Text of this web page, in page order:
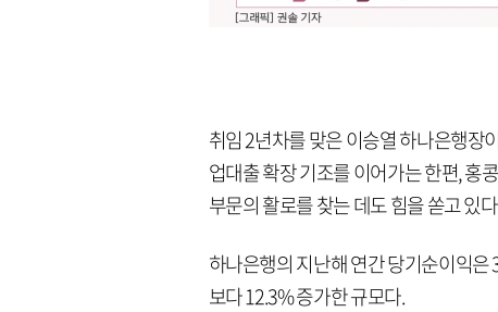
취임 2년차를 맞은 이승열 하나은행장
업대출 확장 기조를 이어가는 한편, 홍
부문의 활로를 찾는 데도 힘을 쏟고 있
하나은행의 지난해 연간 당기순이익
보다 12.3% 증가한 규모다.